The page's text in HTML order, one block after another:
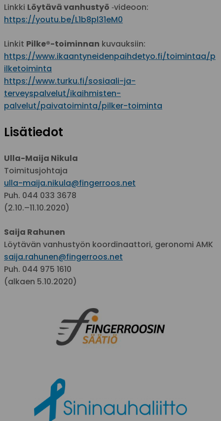
Linkki Löytävä vanhustyö ‑videoon:
https://youtu.be/L1b8pl31eM0
Linkit Pilke®-toiminnan kuvauksiin:
https://www.ikaantyneidenpaihdetyo.fi/toimintaa/p
ilketoiminta
https://www.turku.fi/sosiaali-ja-
terveyspalvelut/ikaihmisten-
palvelut/paivatoiminta/pilker-toiminta
Lisätiedot
Ulla-Maija Nikula
Toimitusjohtaja
ulla-maija.nikula@fingerroos.net
Puh. 044 033 3678
(2.10.–11.10.2020)
Saija Rahunen
Löytävän vanhustyön koordinaattori, geronomi AMK
saija.rahunen@fingerroos.net
Puh. 044 975 1610
(alkaen 5.10.2020)